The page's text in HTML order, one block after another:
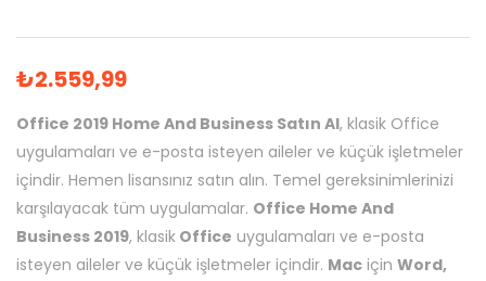
₺2.559,99
Office 2019 Home And Business Satın Al, klasik Office
uygulamaları ve e-posta isteyen aileler ve küçük işletmeler
içindir. Hemen lisansınız satın alın. Temel gereksinimlerinizi
karşılayacak tüm uygulamalar. Office Home And
Business 2019, klasik Office uygulamaları ve e-posta
isteyen aileler ve küçük işletmeler içindir. Mac için Word,